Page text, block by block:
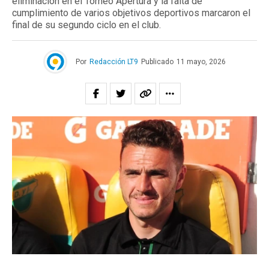
cumplimiento de varios objetivos deportivos marcaron el
final de su segundo ciclo en el club.
Por Redacción LT9 Publicado 11 mayo, 2026